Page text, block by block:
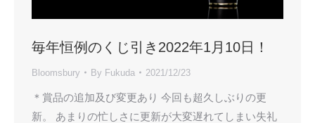
毎年恒例のくじ引き2022年1月10日！
Bloomsbury By Fukuda 2021/12/23
＊賞品の追加及び変更あり 今回も超久しぶりの更
新。 あまりの忙しさに更新が大変遅れてしまい失礼